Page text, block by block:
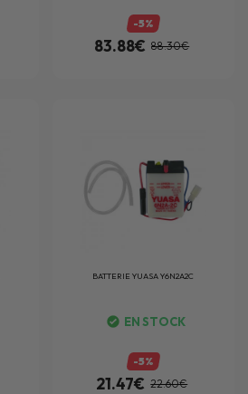
-5%
83.88€ 88.30€
BATTERIE YUASA Y6N2A2C
EN STOCK
-5%
21.47€ 22.60€